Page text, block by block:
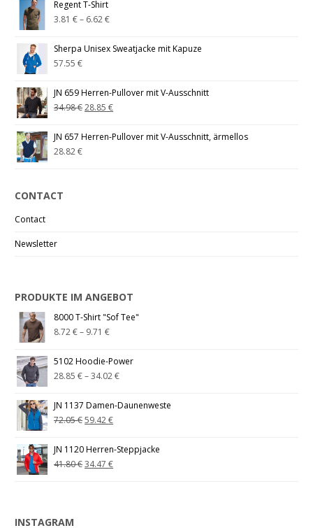
Regent T-Shirt
3.81€– 6.62€
Sherpa Unisex Sweatjacke mit Kapuze
57.55€
JN 659 Herren-Pullover mit V-Ausschnitt
34.98€28.85€
JN 657 Herren-Pullover mit V-Ausschnitt, ärmellos
28.82€
CONTACT
Contact
Newsletter
PRODUKTE IM ANGEBOT
8000 T-Shirt "Sof Tee"
8.72€– 9.71€
5102 Hoodie-Power
28.85€–34.02€
JN 1137 Damen-Daunenweste
72.05€59.42€
JN 1120 Herren-Steppjacke
41.80€34.47€
INSTAGRAM